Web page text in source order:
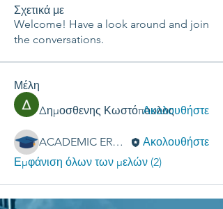
Σχετικά με
Welcome! Have a look around and join
the conversations.
Μέλη
Δημοσθενης ΚωστόπουλοςΑκολουθήστε
ACADEMIC ERGASIES
Ακολουθήστε
Εμφάνιση όλων των μελών (2)